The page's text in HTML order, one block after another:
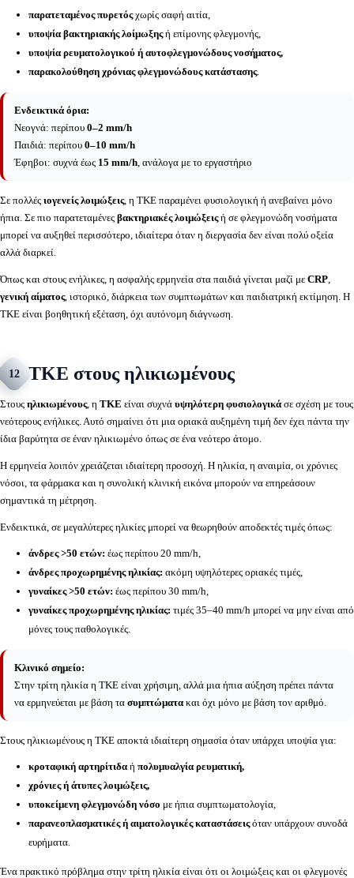
παρατεταμένος πυρετόςχωρίς σαφή αιτία,
υποψία βακτηριακής λοίμωξηςή επίμονης φλεγμονής,
υποψία ρευματολογικού ή αυτοφλεγμονώδους νοσήματος,
παρακολούθηση χρόνιας φλεγμονώδους κατάστασης.
Ενδεικτικά όρια:
Νεογνά: περίπου 0–2 mm/h
Παιδιά: περίπου 0–10 mm/h
Έφηβοι: συχνά έως 15 mm/h, ανάλογα με το εργαστήριο
Σε πολλές ιογενείς λοιμώξεις, η ΤΚΕ παραμένει φυσιολογική ή ανεβαίνει μόνο
ήπια. Σε πιο παρατεταμένες βακτηριακές λοιμώξειςή σε φλεγμονώδη νοσήματα
μπορεί να αυξηθεί περισσότερο, ιδιαίτερα όταν η διεργασία δεν είναι πολύ οξεία
αλλά διαρκεί.
Όπως και στους ενήλικες, η ασφαλής ερμηνεία στα παιδιά γίνεται μαζί με CRP,
γενική αίματος, ιστορικό, διάρκεια των συμπτωμάτων και παιδιατρική εκτίμηση. Η
ΤΚΕ είναι βοηθητική εξέταση, όχι αυτόνομη διάγνωση.
12 ΤΚΕ στους ηλικιωμένους
Στους ηλικιωμένους, η ΤΚΕ είναι συχνά υψηλότερη φυσιολογικά σε σχέση με τους
νεότερους ενήλικες. Αυτό σημαίνει ότι μια οριακά αυξημένη τιμή δεν έχει πάντα την
ίδια βαρύτητα σε έναν ηλικιωμένο όπως σε ένα νεότερο άτομο.
Η ερμηνεία λοιπόν χρειάζεται ιδιαίτερη προσοχή. Η ηλικία, η αναιμία, οι χρόνιες
νόσοι, τα φάρμακα και η συνολική κλινική εικόνα μπορούν να επηρεάσουν
σημαντικά τη μέτρηση.
Ενδεικτικά, σε μεγαλύτερες ηλικίες μπορεί να θεωρηθούν αποδεκτές τιμές όπως:
άνδρες >50 ετών: έως περίπου 20 mm/h,
άνδρες προχωρημένης ηλικίας: ακόμη υψηλότερες οριακές τιμές,
γυναίκες >50 ετών: έως περίπου 30 mm/h,
γυναίκες προχωρημένης ηλικίας: τιμές 35–40 mm/h μπορεί να μην είναι από
μόνες τους παθολογικές.
Κλινικό σημείο:
Στην τρίτη ηλικία η ΤΚΕ είναι χρήσιμη, αλλά μια ήπια αύξηση πρέπει πάντα
να ερμηνεύεται με βάση τα συμπτώματα και όχι μόνο με βάση τον αριθμό.
Στους ηλικιωμένους η ΤΚΕ αποκτά ιδιαίτερη σημασία όταν υπάρχει υποψία για:
κροταφική αρτηρίτιδα ή πολυμυαλγία ρευματική,
χρόνιες ή άτυπες λοιμώξεις,
υποκείμενη φλεγμονώδη νόσο με ήπια συμπτωματολογία,
παρανεοπλασματικές ή αιματολογικές καταστάσειςόταν υπάρχουν συνοδά
ευρήματα.
Ένα πρακτικό πρόβλημα στην τρίτη ηλικία είναι ότι οι λοιμώξεις και οι φλεγμονές